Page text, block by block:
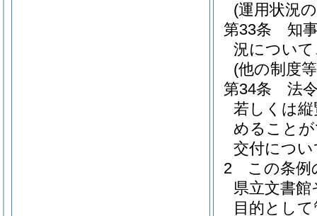
(運用状況
第33条
知
況につい
(他の制度
第34条
法
若しくは
めること
交付につ
2
この条例
県立文書
目的とし